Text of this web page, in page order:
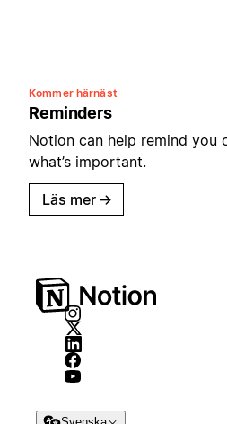
Kommer härnäst
Reminders
Notion can help remind you
what’s important.
Läs mer →
Svenska